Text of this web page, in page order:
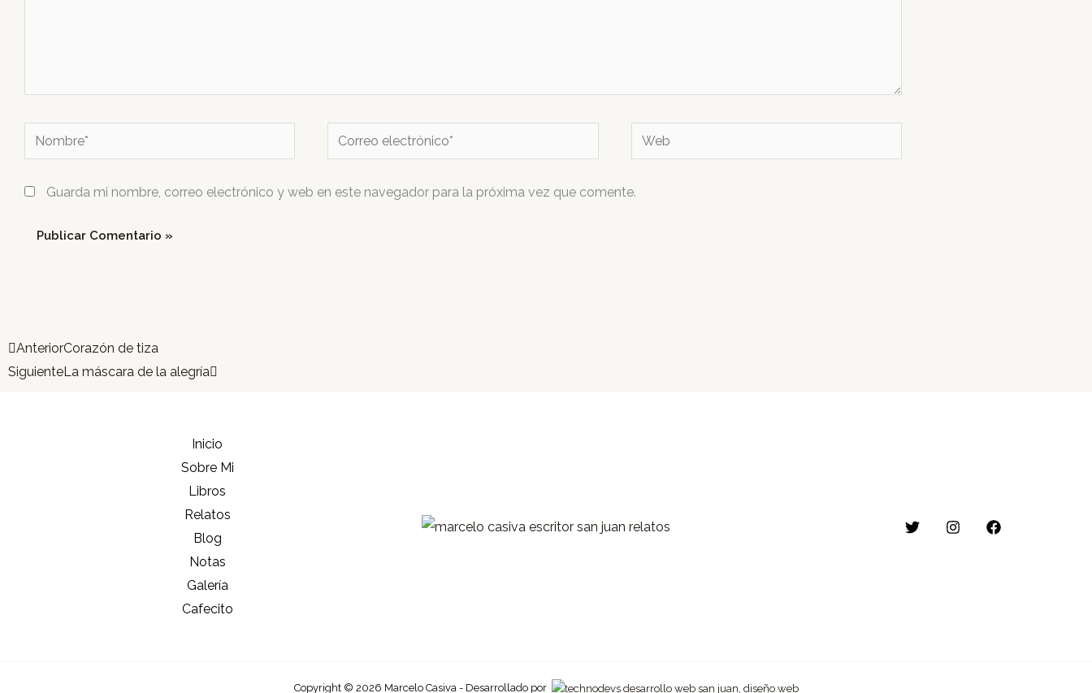
Nombre*
Correo
electrónico*
Web
Guarda mi nombre, correo electrónico y web en este navegador para la próxima vez que comente.
Prev
AnteriorCorazón de tiza
SiguienteLa máscara de la alegría
Inicio
Sobre Mi
Libros
Relatos
Blog
Notas
Galería
Cafecito
Copyright © 2026 Marcelo Casiva - Desarrollado por